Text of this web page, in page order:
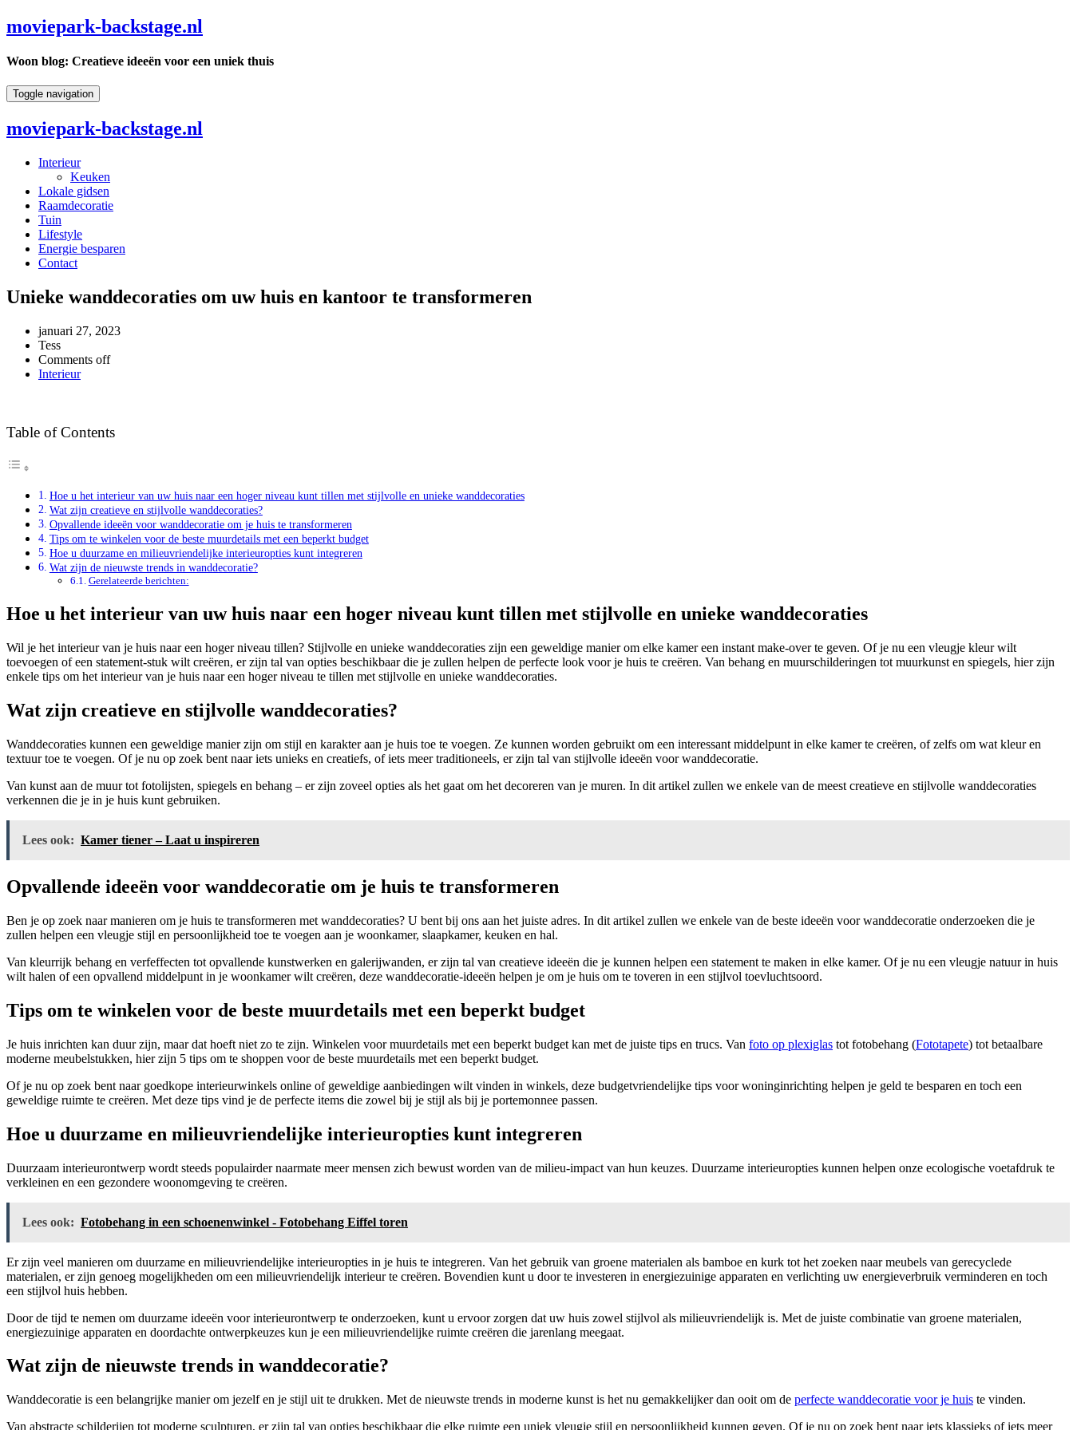
moviepark-backstage.nl
Woon blog: Creatieve ideeën voor een uniek thuis
Toggle navigation
moviepark-backstage.nl
Interieur
Keuken
Lokale gidsen
Raamdecoratie
Tuin
Lifestyle
Energie besparen
Contact
Unieke wanddecoraties om uw huis en kantoor te transformeren
januari 27, 2023
Tess
Comments off
Interieur
Table of Contents
Hoe u het interieur van uw huis naar een hoger niveau kunt tillen met stijlvolle en unieke wanddecoraties
Wat zijn creatieve en stijlvolle wanddecoraties?
Opvallende ideeën voor wanddecoratie om je huis te transformeren
Tips om te winkelen voor de beste muurdetails met een beperkt budget
Hoe u duurzame en milieuvriendelijke interieuropties kunt integreren
Wat zijn de nieuwste trends in wanddecoratie?
Gerelateerde berichten:
Hoe u het interieur van uw huis naar een hoger niveau kunt tillen met stijlvolle en unieke wanddecoraties
Wil je het interieur van je huis naar een hoger niveau tillen? Stijlvolle en unieke wanddecoraties zijn een geweldige manier om elke kamer een instant make-over te geven. Of je nu een vleugje kleur wilt
toevoegen of een statement-stuk wilt creëren, er zijn tal van opties beschikbaar die je zullen helpen de perfecte look voor je huis te creëren. Van behang en muurschilderingen tot muurkunst en spiegels, hier zijn
enkele tips om het interieur van je huis naar een hoger niveau te tillen met stijlvolle en unieke wanddecoraties.
Wat zijn creatieve en stijlvolle wanddecoraties?
Wanddecoraties kunnen een geweldige manier zijn om stijl en karakter aan je huis toe te voegen. Ze kunnen worden gebruikt om een interessant middelpunt in elke kamer te creëren, of zelfs om wat kleur en
textuur toe te voegen. Of je nu op zoek bent naar iets unieks en creatiefs, of iets meer traditioneels, er zijn tal van stijlvolle ideeën voor wanddecoratie.
Van kunst aan de muur tot fotolijsten, spiegels en behang – er zijn zoveel opties als het gaat om het decoreren van je muren. In dit artikel zullen we enkele van de meest creatieve en stijlvolle wanddecoraties
verkennen die je in je huis kunt gebruiken.
Lees ook: Kamer tiener – Laat u inspireren
Opvallende ideeën voor wanddecoratie om je huis te transformeren
Ben je op zoek naar manieren om je huis te transformeren met wanddecoraties? U bent bij ons aan het juiste adres. In dit artikel zullen we enkele van de beste ideeën voor wanddecoratie onderzoeken die je
zullen helpen een vleugje stijl en persoonlijkheid toe te voegen aan je woonkamer, slaapkamer, keuken en hal.
Van kleurrijk behang en verfeffecten tot opvallende kunstwerken en galerijwanden, er zijn tal van creatieve ideeën die je kunnen helpen een statement te maken in elke kamer. Of je nu een vleugje natuur in huis
wilt halen of een opvallend middelpunt in je woonkamer wilt creëren, deze wanddecoratie-ideeën helpen je om je huis om te toveren in een stijlvol toevluchtsoord.
Tips om te winkelen voor de beste muurdetails met een beperkt budget
Je huis inrichten kan duur zijn, maar dat hoeft niet zo te zijn. Winkelen voor muurdetails met een beperkt budget kan met de juiste tips en trucs. Van foto op plexiglas tot fotobehang (Fototapete) tot betaalbare
moderne meubelstukken, hier zijn 5 tips om te shoppen voor de beste muurdetails met een beperkt budget.
Of je nu op zoek bent naar goedkope interieurwinkels online of geweldige aanbiedingen wilt vinden in winkels, deze budgetvriendelijke tips voor woninginrichting helpen je geld te besparen en toch een
geweldige ruimte te creëren. Met deze tips vind je de perfecte items die zowel bij je stijl als bij je portemonnee passen.
Hoe u duurzame en milieuvriendelijke interieuropties kunt integreren
Duurzaam interieurontwerp wordt steeds populairder naarmate meer mensen zich bewust worden van de milieu-impact van hun keuzes. Duurzame interieuropties kunnen helpen onze ecologische voetafdruk te
verkleinen en een gezondere woonomgeving te creëren.
Lees ook: Fotobehang in een schoenenwinkel - Fotobehang Eiffel toren
Er zijn veel manieren om duurzame en milieuvriendelijke interieuropties in je huis te integreren. Van het gebruik van groene materialen als bamboe en kurk tot het zoeken naar meubels van gerecyclede
materialen, er zijn genoeg mogelijkheden om een milieuvriendelijk interieur te creëren. Bovendien kunt u door te investeren in energiezuinige apparaten en verlichting uw energieverbruik verminderen en toch
een stijlvol huis hebben.
Door de tijd te nemen om duurzame ideeën voor interieurontwerp te onderzoeken, kunt u ervoor zorgen dat uw huis zowel stijlvol als milieuvriendelijk is. Met de juiste combinatie van groene materialen,
energiezuinige apparaten en doordachte ontwerpkeuzes kun je een milieuvriendelijke ruimte creëren die jarenlang meegaat.
Wat zijn de nieuwste trends in wanddecoratie?
Wanddecoratie is een belangrijke manier om jezelf en je stijl uit te drukken. Met de nieuwste trends in moderne kunst is het nu gemakkelijker dan ooit om de perfecte wanddecoratie voor je huis te vinden.
Van abstracte schilderijen tot moderne sculpturen, er zijn tal van opties beschikbaar die elke ruimte een uniek vleugje stijl en persoonlijkheid kunnen geven. Of je nu op zoek bent naar iets klassieks of iets meer